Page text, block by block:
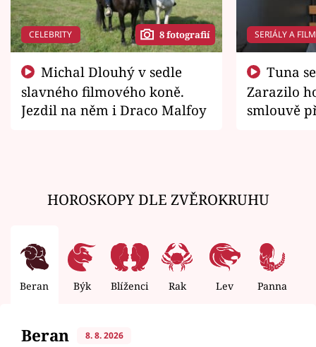
CELEBRITY 8 fotografií
slavného filmového koně.
Jezdil na něm i Draco Malfoy
SERIÁLY A
Zarazilo
smlouvě
HOROSKOPY DLE ZVĚROKRUHU
Beran Býk Blíženci Rak Lev Panna
Beran 8. 8. 2026